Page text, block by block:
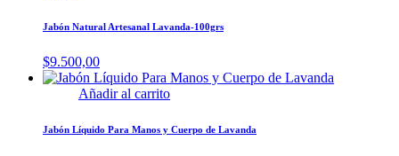
Jabón Natural Artesanal Lavanda-100grs
$9.500,00
Añadir al carrito
Jabón Líquido Para Manos y Cuerpo de Lavanda